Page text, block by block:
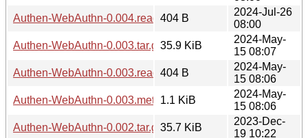
Authen-WebAuthn-0.004.readme404 B
2024-Jul-26
08:00
Authen-WebAuthn-0.003.tar.gz35.9 KiB
2024-May-
15 08:07
Authen-WebAuthn-0.003.readme404 B
2024-May-
15 08:06
Authen-WebAuthn-0.003.meta 1.1 KiB
2024-May-
15 08:06
Authen-WebAuthn-0.002.tar.gz35.7 KiB
2023-Dec-
19 10:22